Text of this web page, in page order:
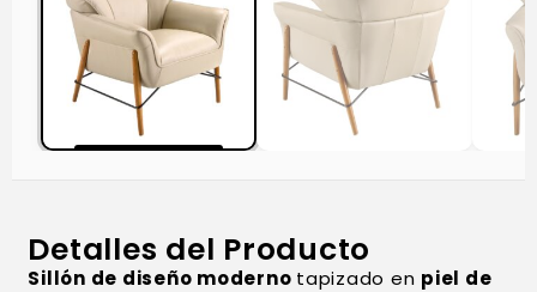
Detalles del Producto
Sillón de diseño moderno tapizado en piel de